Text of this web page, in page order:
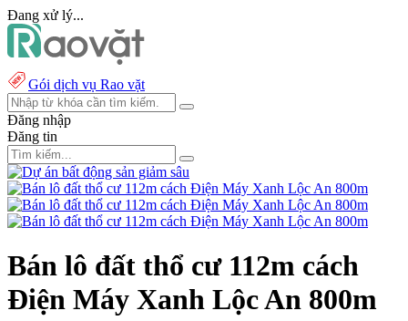
Đang xử lý...
Gói dịch vụ Rao vặt
Đăng nhập
Đăng tin
Bán lô đất thổ cư 112m cách
Điện Máy Xanh Lộc An 800m